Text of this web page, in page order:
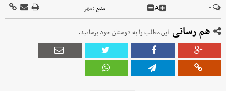
۰ A منبع :مهر
هم رسانی این مطلب را به دوستان خود برسانید.